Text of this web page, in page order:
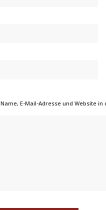
Name, E-Mail-Adresse und Website